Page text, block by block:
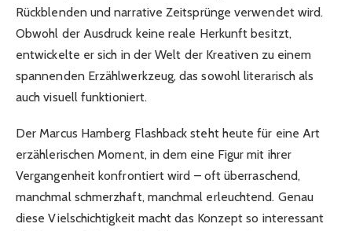
Rückblenden und narrative Zeitsprünge verwendet wird.
Obwohl der Ausdruck keine reale Herkunft besitzt,
entwickelte er sich in der Welt der Kreativen zu einem
spannenden Erzählwerkzeug, das sowohl literarisch als
auch visuell funktioniert.
Der Marcus Hamberg Flashback steht heute für eine Art
erzählerischen Moment, in dem eine Figur mit ihrer
Vergangenheit konfrontiert wird – oft überraschend,
manchmal schmerzhaft, manchmal erleuchtend. Genau
diese Vielschichtigkeit macht das Konzept so interessant